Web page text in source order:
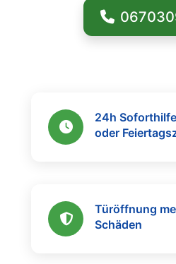
24h
oder
Türöffnung
Schäden